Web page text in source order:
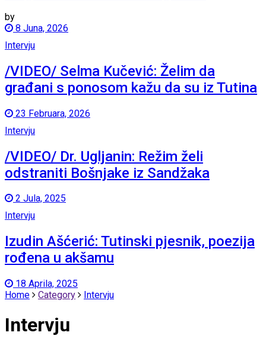
by
8 Juna, 2026
Intervju
/VIDEO/ Selma Kučević: Želim da
građani s ponosom kažu da su iz Tutina
23 Februara, 2026
Intervju
/VIDEO/ Dr. Ugljanin: Režim želi
odstraniti Bošnjake iz Sandžaka
2 Jula, 2025
Intervju
Izudin Ašćerić: Tutinski pjesnik, poezija
rođena u akšamu
18 Aprila, 2025
Home
Category Intervju
Intervju